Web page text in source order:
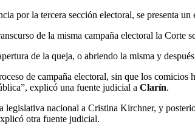
por la tercera sección electoral, se presenta
de la misma campaña electoral la
de la queja, o abriendo la misma y
de campaña electoral, sin que los
explicó una fuente judicial a Clarín.
legislativa nacional a Cristina Kirchner, y
otra fuente judicial.